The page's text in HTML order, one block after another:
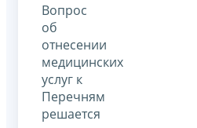
Вопрос
об
отнесении
медицинских
услуг к
Перечням
решается